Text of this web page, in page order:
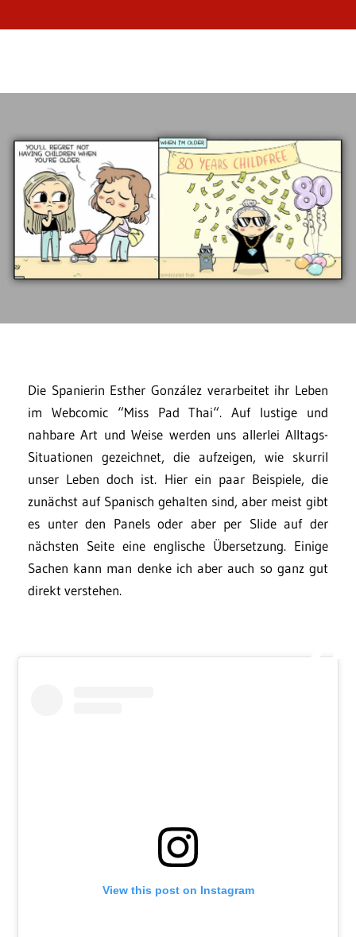
Die Spanierin Esther González verarbeitet ihr Leben
im Webcomic “Miss Pad Thai“. Auf lustige und
nahbare Art und Weise werden uns allerlei Alltags-
Situationen gezeichnet, die aufzeigen, wie skurril
unser Leben doch ist. Hier ein paar Beispiele, die
zunächst auf Spanisch gehalten sind, aber meist gibt
es unter den Panels oder aber per Slide auf der
nächsten Seite eine englische Übersetzung. Einige
Sachen kann man denke ich aber auch so ganz gut
direkt verstehen.
View this post on Instagram